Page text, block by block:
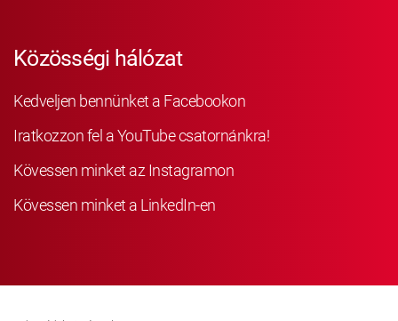
Közösségi hálózat
Kedveljen bennünket a Facebookon
Iratkozzon fel a YouTube csatornánkra!
Kövessen minket az Instagramon
Kövessen minket a LinkedIn-en